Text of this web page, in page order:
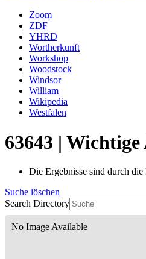
Zoom
ZDF
YHRD
Wortherkunft
Workshop
Woodstock
Windsor
William
Wikipedia
Westfalen
63643 |
Die Ergebnisse sind durch
Suche löschen
Search Directory
No Image Available